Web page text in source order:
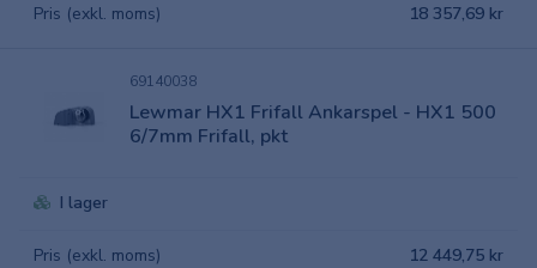
Pris (exkl. moms) 18 357,69 kr
69140038
Lewmar HX1 Frifall Ankarspel - HX1 500
6/7mm Frifall, pkt
I lager
Pris (exkl. moms) 12 449,75 kr